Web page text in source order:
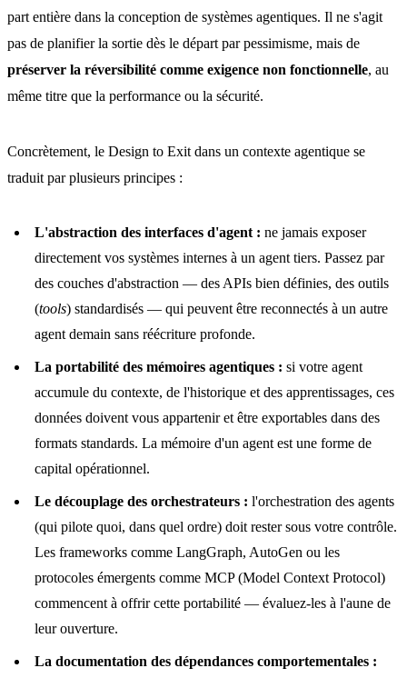
part entière dans la conception de systèmes agentiques. Il ne s'agit
pas de planifier la sortie dès le départ par pessimisme, mais de
préserver la réversibilité comme exigence non fonctionnelle, au
même titre que la performance ou la sécurité.
Concrètement, le Design to Exit dans un contexte agentique se
traduit par plusieurs principes :
L'abstraction des interfaces d'agent : ne jamais exposer
directement vos systèmes internes à un agent tiers. Passez par
des couches d'abstraction — des APIs bien définies, des outils
(tools) standardisés — qui peuvent être reconnectés à un autre
agent demain sans réécriture profonde.
La portabilité des mémoires agentiques : si votre agent
accumule du contexte, de l'historique et des apprentissages, ces
données doivent vous appartenir et être exportables dans des
formats standards. La mémoire d'un agent est une forme de
capital opérationnel.
Le découplage des orchestrateurs : l'orchestration des agents
(qui pilote quoi, dans quel ordre) doit rester sous votre contrôle.
Les frameworks comme LangGraph, AutoGen ou les
protocoles émergents comme MCP (Model Context Protocol)
commencent à offrir cette portabilité — évaluez-les à l'aune de
leur ouverture.
La documentation des dépendances comportementales :